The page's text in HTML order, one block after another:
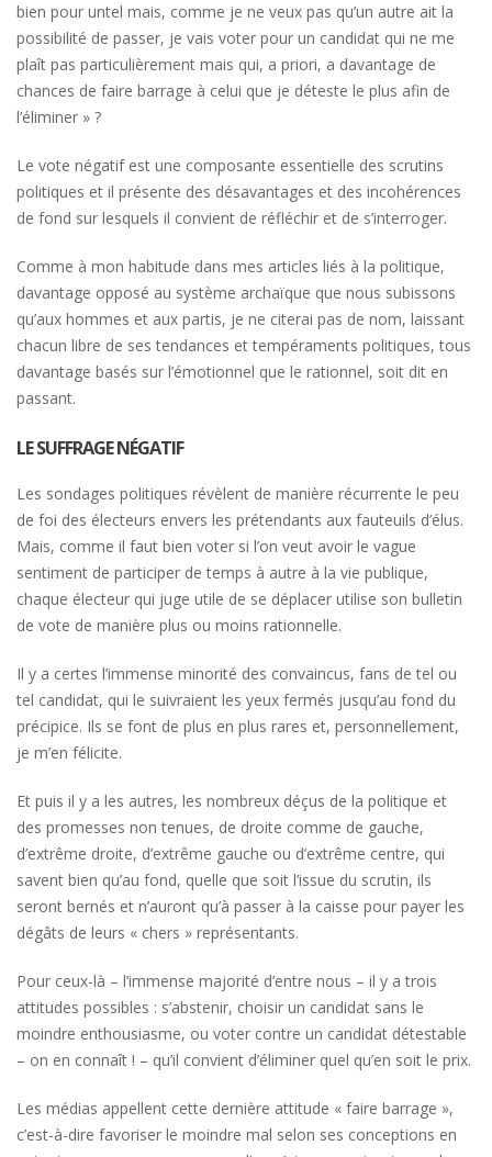
bien pour untel mais, comme je ne veux pas qu’un autre ait la
possibilité de passer, je vais voter pour un candidat qui ne me
plaît pas particulièrement mais qui, a priori, a davantage de
chances de faire barrage à celui que je déteste le plus afin de
l’éliminer » ?
Le vote négatif est une composante essentielle des scrutins
politiques et il présente des désavantages et des incohérences
de fond sur lesquels il convient de réfléchir et de s’interroger.
Comme à mon habitude dans mes articles liés à la politique,
davantage opposé au système archaïque que nous subissons
qu’aux hommes et aux partis, je ne citerai pas de nom, laissant
chacun libre de ses tendances et tempéraments politiques, tous
davantage basés sur l’émotionnel que le rationnel, soit dit en
passant.
LE SUFFRAGE NÉGATIF
Les sondages politiques révèlent de manière récurrente le peu
de foi des électeurs envers les prétendants aux fauteuils d’élus.
Mais, comme il faut bien voter si l’on veut avoir le vague
sentiment de participer de temps à autre à la vie publique,
chaque électeur qui juge utile de se déplacer utilise son bulletin
de vote de manière plus ou moins rationnelle.
Il y a certes l’immense minorité des convaincus, fans de tel ou
tel candidat, qui le suivraient les yeux fermés jusqu’au fond du
précipice. Ils se font de plus en plus rares et, personnellement,
je m’en félicite.
Et puis il y a les autres, les nombreux déçus de la politique et
des promesses non tenues, de droite comme de gauche,
d’extrême droite, d’extrême gauche ou d’extrême centre, qui
savent bien qu’au fond, quelle que soit l’issue du scrutin, ils
seront bernés et n’auront qu’à passer à la caisse pour payer les
dégâts de leurs « chers » représentants.
Pour ceux-là – l’immense majorité d’entre nous – il y a trois
attitudes possibles : s’abstenir, choisir un candidat sans le
moindre enthousiasme, ou voter contre un candidat détestable
– on en connaît ! – qu’il convient d’éliminer quel qu’en soit le prix.
Les médias appellent cette dernière attitude « faire barrage »,
c’est-à-dire favoriser le moindre mal selon ses conceptions en